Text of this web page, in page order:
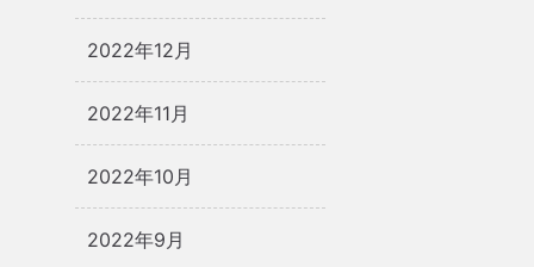
2022年12月
2022年11月
2022年10月
2022年9月